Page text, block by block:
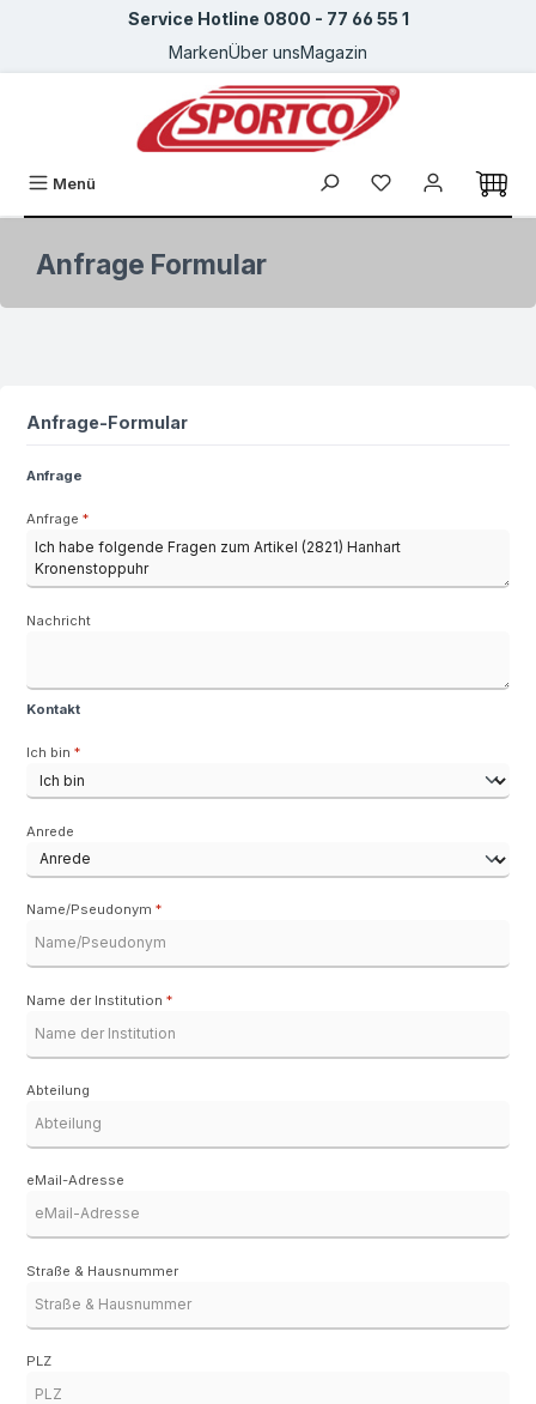
Zum Hauptinhalt springenService Hotline 0800 - 77 66 55 1
MarkenÜber unsMagazin
Menü Du hast 0
Anfrage Formular
Anfrage-Formular
Anfrage
Anfrage *
Nachricht
Kontakt
Ich bin *
Anrede
Name/Pseudonym *
Name der Institution *
Abteilung
eMail-Adresse
Straße & Hausnummer
PLZ